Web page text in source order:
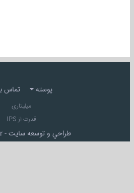
پوسته تماس
میلیتاری
قدرت از IPS
طراحي و توسعه سايت -